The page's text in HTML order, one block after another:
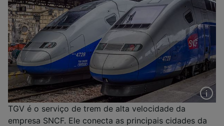
TGV é o serviço de trem de alta velocidade da
empresa SNCF. Ele conecta as principais cidades da